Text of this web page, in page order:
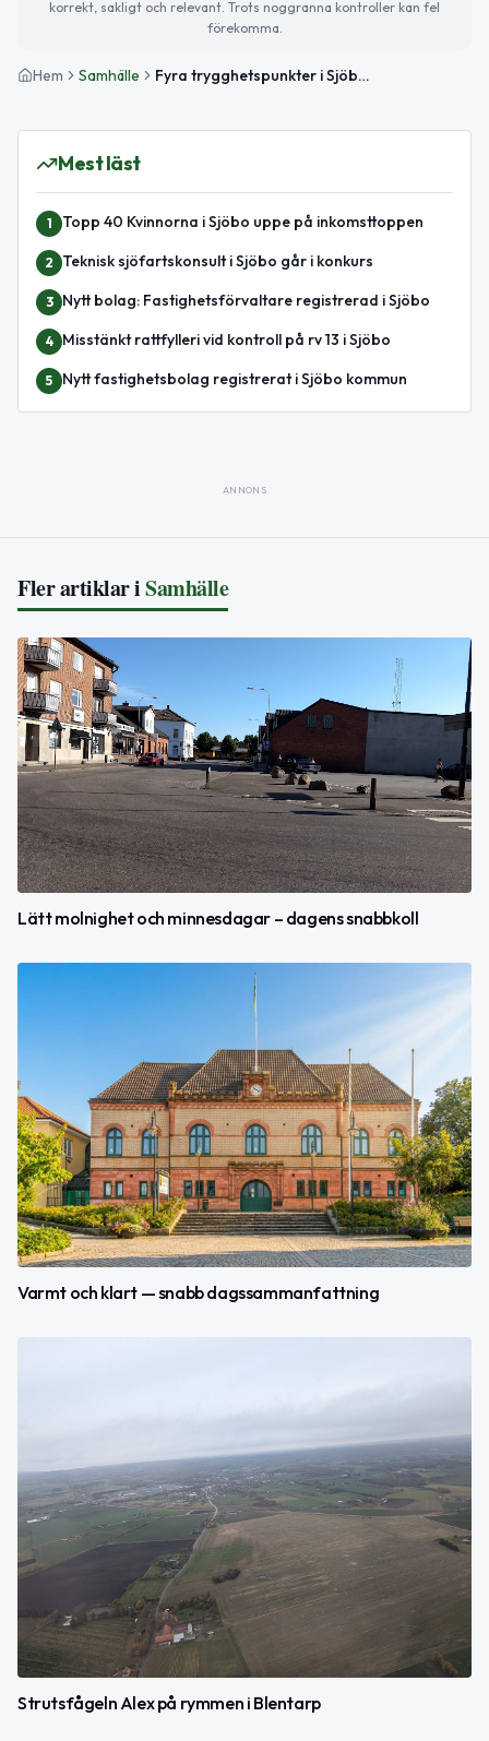
korrekt, sakligt och relevant. Trots noggranna kontroller kan fel
förekomma.
Hem Samhälle Fyra trygghetspunkter i Sjöbo vid kris
Mest läst
1 Topp 40 Kvinnorna i Sjöbo uppe på inkomsttoppen
2 Teknisk sjöfartskonsult i Sjöbo går i konkurs
3 Nytt bolag: Fastighetsförvaltare registrerad i Sjöbo
4 Misstänkt rattfylleri vid kontroll på rv 13 i Sjöbo
5 Nytt fastighetsbolag registrerat i Sjöbo kommun
ANNONS
Fler artiklar iSamhälle
Lätt molnighet och minnesdagar – dagens snabbkoll
Varmt och klart — snabb dagssammanfattning
Strutsfågeln Alex på rymmen i Blentarp